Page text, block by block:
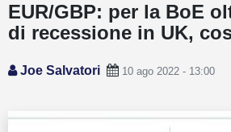
Webinar
Education
EUR/GBP: per la BoE
di recessione in UK,
Joe Salvatori 10 ago 2022 - 13:00